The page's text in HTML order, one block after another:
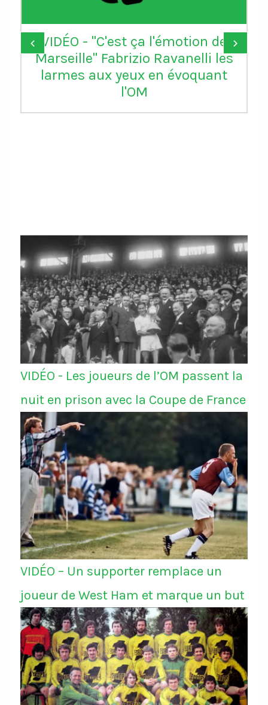
VIDÉO - "C'est ça l'émotion de
Marseille" Fabrizio Ravanelli les
larmes aux yeux en évoquant
l'OM
‹ ›
VIDÉO - Les joueurs de l’OM passent la
nuit en prison avec la Coupe de France
VIDÉO – Un supporter remplace un
joueur de West Ham et marque un but